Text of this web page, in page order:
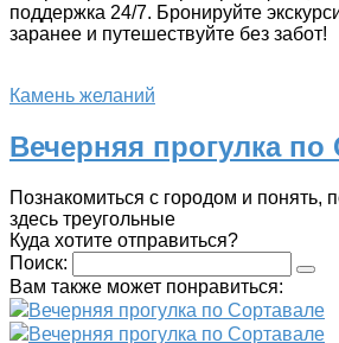
поддержка 24/7. Бронируйте
заранее и путешествуйте без забот!
Камень желаний
Вечерняя прогулка по
Познакомиться с городом и понять,
здесь треугольные
Куда хотите отправиться?
Поиск:
Вам также может понравиться:
Вечерняя прогулка по Сортавале
Вечерняя прогулка по Сортавале